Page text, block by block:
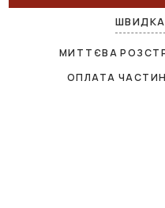
МИТТЄВА
ОПЛАТА